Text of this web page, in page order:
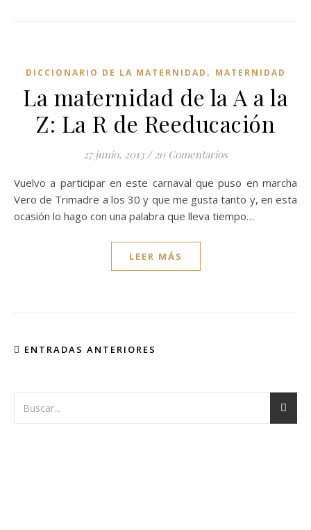
DICCIONARIO DE LA MATERNIDAD , MATERNIDAD
La maternidad de la A a la
Z: La R de Reeducación
27 junio, 2013 / 20 Comentarios
Vuelvo a participar en este carnaval que puso en marcha
Vero de Trimadre a los 30 y que me gusta tanto y, en esta
ocasión lo hago con una palabra que lleva tiempo…
LEER MÁS
ENTRADAS ANTERIORES